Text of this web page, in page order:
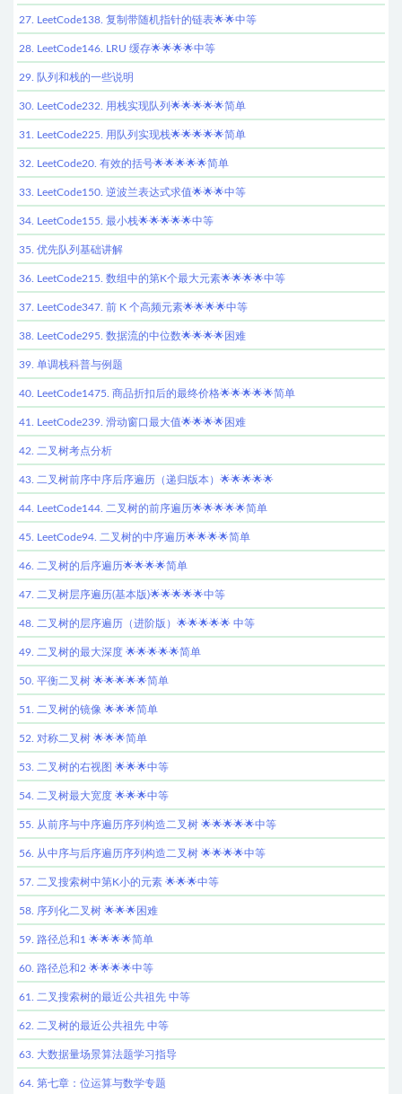
27. LeetCode138. 复制带随机指针的链表🌟🌟中等
28. LeetCode146. LRU 缓存🌟🌟🌟🌟中等
29. 队列和栈的一些说明
30. LeetCode232. 用栈实现队列🌟🌟🌟🌟🌟简单
31. LeetCode225. 用队列实现栈🌟🌟🌟🌟🌟简单
32. LeetCode20. 有效的括号🌟🌟🌟🌟🌟简单
33. LeetCode150. 逆波兰表达式求值🌟🌟🌟中等
34. LeetCode155. 最小栈🌟🌟🌟🌟🌟中等
35. 优先队列基础讲解
36. LeetCode215. 数组中的第K个最大元素🌟🌟🌟🌟中等
37. LeetCode347. 前 K 个高频元素🌟🌟🌟🌟中等
38. LeetCode295. 数据流的中位数🌟🌟🌟🌟困难
39. 单调栈科普与例题
40. LeetCode1475. 商品折扣后的最终价格🌟🌟🌟🌟🌟简单
41. LeetCode239. 滑动窗口最大值🌟🌟🌟🌟困难
42. 二叉树考点分析
43. 二叉树前序中序后序遍历（递归版本）🌟🌟🌟🌟🌟
44. LeetCode144. 二叉树的前序遍历🌟🌟🌟🌟🌟简单
45. LeetCode94. 二叉树的中序遍历🌟🌟🌟🌟简单
46. 二叉树的后序遍历🌟🌟🌟🌟简单
47. 二叉树层序遍历(基本版)🌟🌟🌟🌟🌟中等
48. 二叉树的层序遍历（进阶版）🌟🌟🌟🌟🌟 中等
49. 二叉树的最大深度 🌟🌟🌟🌟🌟简单
50. 平衡二叉树 🌟🌟🌟🌟🌟简单
51. 二叉树的镜像 🌟🌟🌟简单
52. 对称二叉树 🌟🌟🌟简单
53. 二叉树的右视图 🌟🌟🌟中等
54. 二叉树最大宽度 🌟🌟🌟中等
55. 从前序与中序遍历序列构造二叉树 🌟🌟🌟🌟🌟中等
56. 从中序与后序遍历序列构造二叉树 🌟🌟🌟🌟中等
57. 二叉搜索树中第K小的元素 🌟🌟🌟中等
58. 序列化二叉树 🌟🌟🌟困难
59. 路径总和1 🌟🌟🌟🌟简单
60. 路径总和2 🌟🌟🌟🌟中等
61. 二叉搜索树的最近公共祖先 中等
62. 二叉树的最近公共祖先 中等
63. 大数据量场景算法题学习指导
64. 第七章：位运算与数学专题